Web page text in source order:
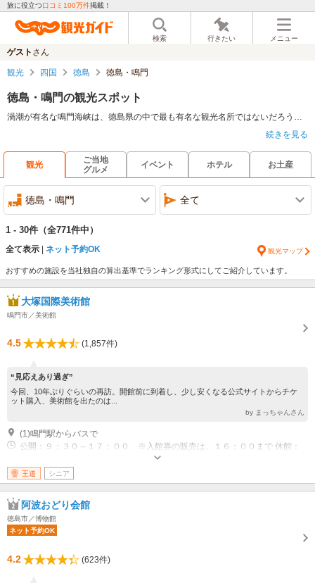
旅に役立つ口コミ100万件掲載！
検索 行きたい メニュー
ゲスト さん
観光 四国 徳島 徳島・鳴門
徳島・鳴門の観光スポット
渦潮が有名な鳴門海峡は、徳島県の中で最も有名な観光名所ではないだろうか。観潮船も運行されているため、迫力ある渦潮を間近で目にすることもできるだろう。また鳴門海峡の渦潮は大鳴門峡からも望むことができる。西竜王山にある建治の滝や麓には数多くの桜が咲き乱れる眉山なども旅行客からは広く親しまれているスポットだ。豊臣秀吉の配下として活躍した蜂須賀正勝の居城徳島城跡もある。
続きを見る
観光
ご当地
グルメ
イベント ホテル お土産
徳島・鳴門 全て
1 - 30件 （全771件中）
全て表示 ネット予約OK 観光マップ
おすすめの施設を当社独自の算出基準でランキング形式にしてご紹介しています。
大塚国際美術館
鳴門市／美術館
4.5 (1,857件)
“見応えあり過ぎ”
今回、10年ぶりぐらいの再訪。開館前に到着し、少し安くなる公式サイトからチケ
ット購入、美術館を出たのは...
by まっちゃんさん
(1)鳴門駅からバスで
公開：９：３０～１７：００ ※入館券の販売は、１６：００まで 休館：
月曜休館、ただし月曜が祝日の場合は、翌日が休館
王道 シニア
阿波おどり会館
徳島市／博物館
ネット予約OK
4.2 (623件)